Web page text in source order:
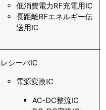
低消費電力RF充電用IC
長距離RFエネルギー伝
送用IC
レシーバIC
電源変換IC
AC-DC整流IC